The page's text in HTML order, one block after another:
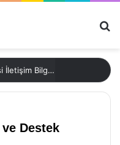
Antalya Büyükşehir Belediyesi İletişim Bilgileri
Destek